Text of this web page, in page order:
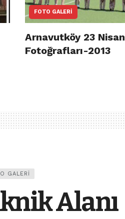
FOTO GALERI
Arnavutköy 23 Nisan
Fotoğrafları-2013
GALERI
Alanı